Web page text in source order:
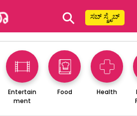
⚲ ಸಬ್ ಸ್ಕ್ರೈಬ್
Entertain
ment
Food Health